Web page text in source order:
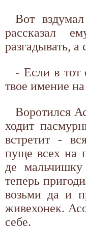
Вот
рассказал
разгадывать,
- Если в тот
твое имение на
Воротился
ходит
встретит -
пуще всех на
де
теперь
возьми да и
живехонек.
себе.